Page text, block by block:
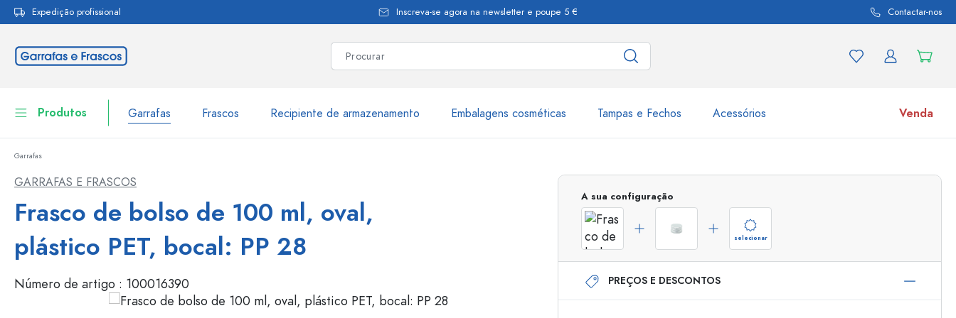
Saltar para a navegação principal
Expedição profissional Inscreva-se agora na newsletter e poupe 5 € Contactar-nos
Produtos Garrafas Frascos Recipiente de armazenamento Embalagens cosméticas Tampas e Fechos Acessórios Venda
Embalagens cosméticas
Garrafas por marca
Garrafas com tampa mecânica
Frascos de pulverização
Dispensadores Airless
Frascos com roll-on
Frascos
Descubra agora
Compre agora
Garrafas
GARRAFAS E FRASCOS
Frasco de bolso de 100 ml, oval,
plástico PET, bocal: PP 28
Número de artigo : 100016390
A sua configuração
selecionar
PREÇOS E DESCONTOS